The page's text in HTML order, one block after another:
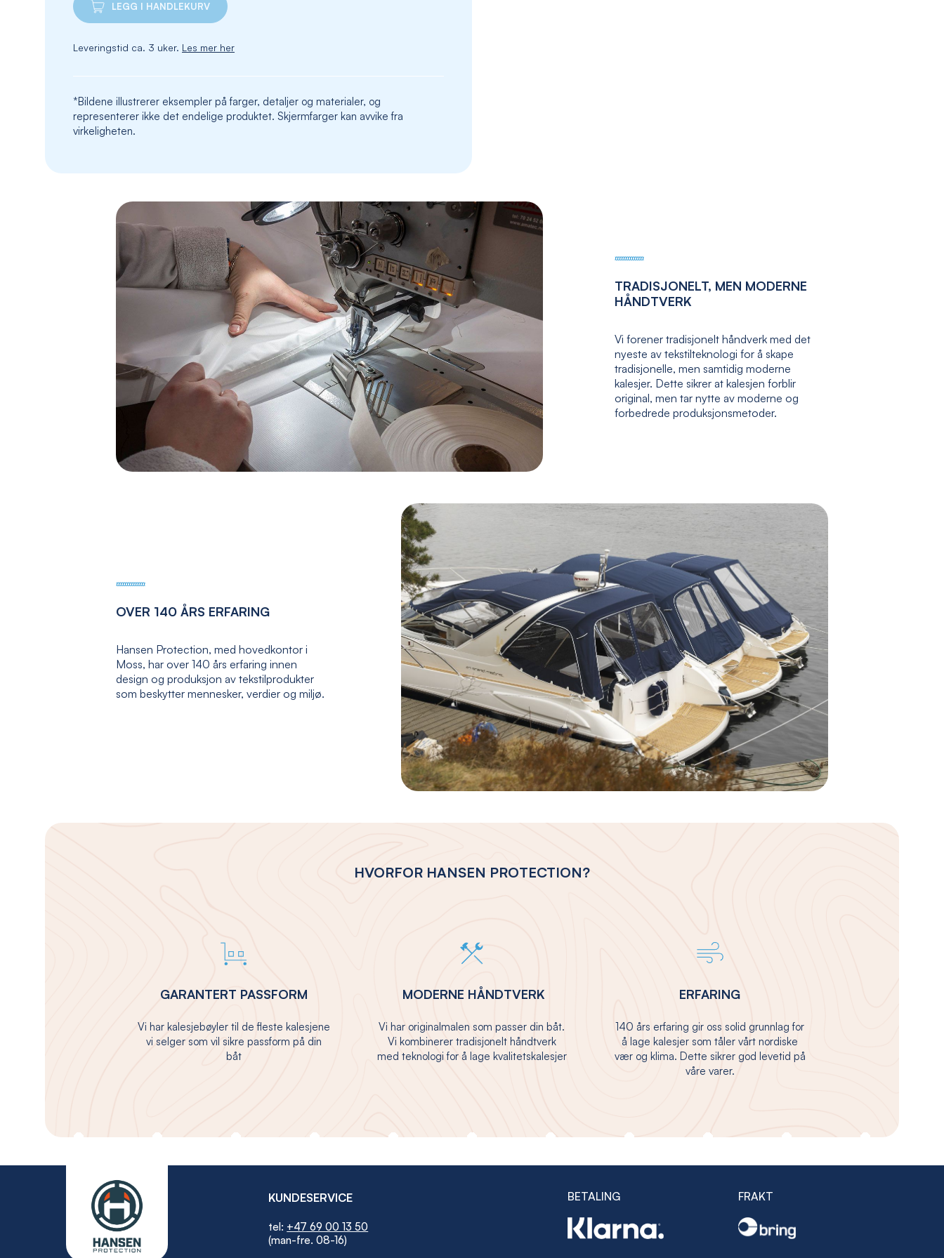
LEGG I HANDLEKURV
Leveringstid ca. 3 uker. Les mer her
*Bildene illustrerer eksempler på farger, detaljer og materialer, og
representerer ikke det endelige produktet. Skjermfarger kan avvike fra
virkeligheten.
TRADISJONELT, MEN MODERNE
HÅNDTVERK
Vi forener tradisjonelt håndverk med det
nyeste av tekstilteknologi for å skape
tradisjonelle, men samtidig moderne
kalesjer. Dette sikrer at kalesjen forblir
original, men tar nytte av moderne og
forbedrede produksjonsmetoder.
OVER 140 ÅRS ERFARING
Hansen Protection, med hovedkontor i
Moss, har over 140 års erfaring innen
design og produksjon av tekstilprodukter
som beskytter mennesker, verdier og miljø.
HVORFOR HANSEN PROTECTION?
GARANTERT PASSFORM
Vi har kalesjebøyler til de fleste kalesjene
vi selger som vil sikre passform på din
båt
MODERNE HÅNDTVERK
Vi har originalmalen som passer din båt.
Vi kombinerer tradisjonelt håndtverk
med teknologi for å lage kvalitetskalesjer
ERFARING
140 års erfaring gir oss solid grunnlag for
å lage kalesjer som tåler vårt nordiske
vær og klima. Dette sikrer god levetid på
våre varer.
KUNDESERVICE
tel: +47 69 00 13 50
(man-fre. 08-16)
BETALING FRAKT